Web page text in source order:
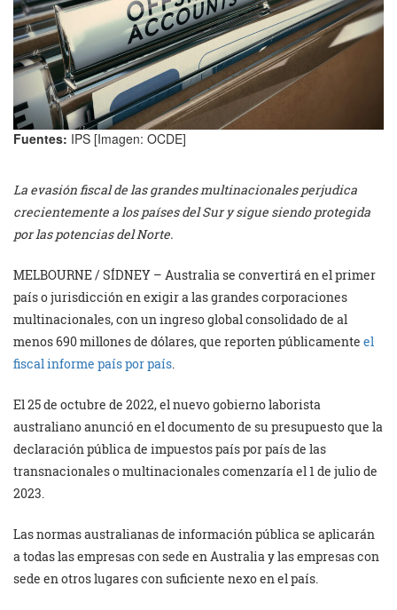
Fuentes: IPS [Imagen: OCDE]
La evasión fiscal de las grandes multinacionales perjudica
crecientemente a los países del Sur y sigue siendo protegida
por las potencias del Norte.
MELBOURNE / SÍDNEY – Australia se convertirá en el primer
país o jurisdicción en exigir a las grandes corporaciones
multinacionales, con un ingreso global consolidado de al
menos 690 millones de dólares, que reporten públicamente el
fiscal informe país por país.
El 25 de octubre de 2022, el nuevo gobierno laborista
australiano anunció en el documento de su presupuesto que la
declaración pública de impuestos país por país de las
transnacionales o multinacionales comenzaría el 1 de julio de
2023.
Las normas australianas de información pública se aplicarán
a todas las empresas con sede en Australia y las empresas con
sede en otros lugares con suficiente nexo en el país.